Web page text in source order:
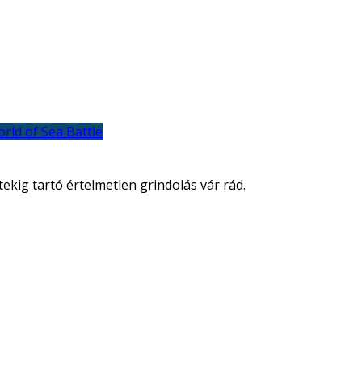
of Sea Battle
tartó értelmetlen grindolás vár rád.